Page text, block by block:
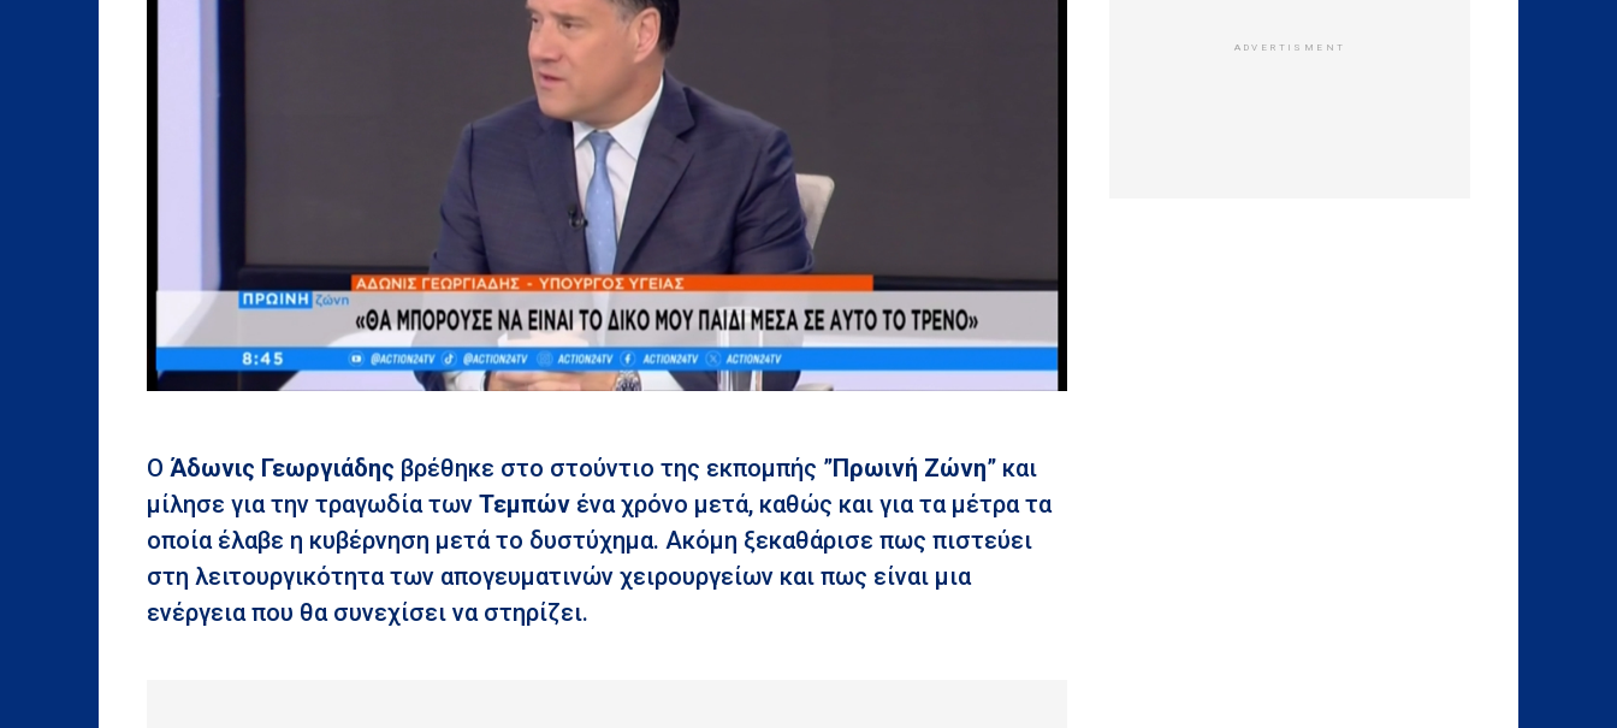
Ο Άδωνις Γεωργιάδης βρέθηκε στο στούντιο της εκπομπής ”Πρωινή Ζώνη” και
μίλησε για την τραγωδία των Τεμπών ένα χρόνο μετά, καθώς και για τα μέτρα τα
οποία έλαβε η κυβέρνηση μετά το δυστύχημα. Ακόμη ξεκαθάρισε πως πιστεύει
στη λειτουργικότητα των απογευματινών χειρουργείων και πως είναι μια
ενέργεια που θα συνεχίσει να στηρίζει.